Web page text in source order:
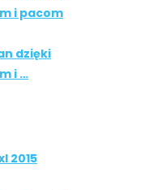
dzięki
i …